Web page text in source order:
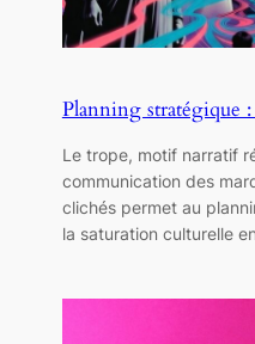
Planning stratégique
Le trope, motif narratif
communication des
clichés permet au
la saturation culturelle